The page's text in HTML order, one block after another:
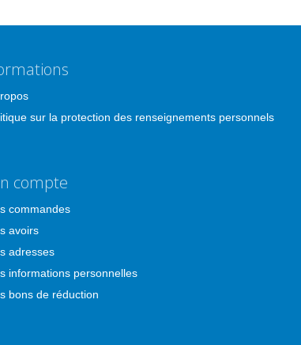
sur la protection des renseignements personnels
compte
commandes
avoirs
adresses
informations personnelles
bons de réduction